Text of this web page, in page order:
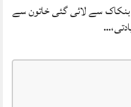
بنکاک سے لائی گئی خاتون سے